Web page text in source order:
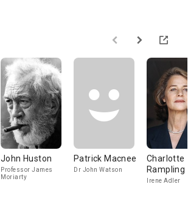
John Huston
Professor James
Moriarty
Patrick Macnee
Dr John Watson
Charlotte
Rampling
Irene Adler